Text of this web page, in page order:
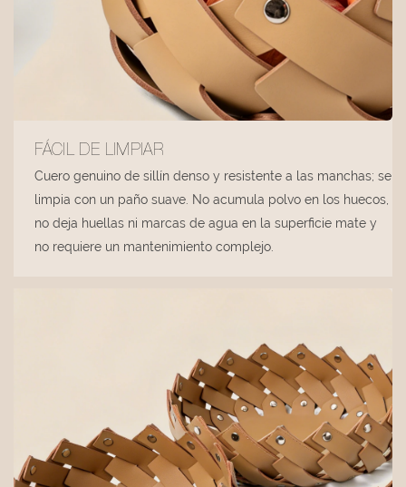
FÁCIL DE LIMPIAR
Cuero genuino de sillín denso y resistente a las manchas; se
limpia con un paño suave. No acumula polvo en los huecos,
no deja huellas ni marcas de agua en la superficie mate y
no requiere un mantenimiento complejo.